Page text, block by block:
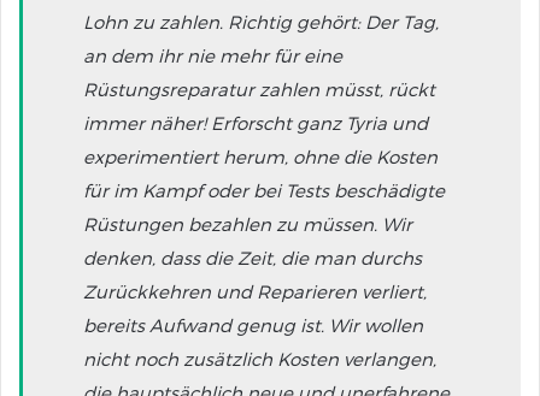
Lohn zu zahlen. Richtig gehört: Der Tag,
an dem ihr nie mehr für eine
Rüstungsreparatur zahlen müsst, rückt
immer näher! Erforscht ganz Tyria und
experimentiert herum, ohne die Kosten
für im Kampf oder bei Tests beschädigte
Rüstungen bezahlen zu müssen. Wir
denken, dass die Zeit, die man durchs
Zurückkehren und Reparieren verliert,
bereits Aufwand genug ist. Wir wollen
nicht noch zusätzlich Kosten verlangen,